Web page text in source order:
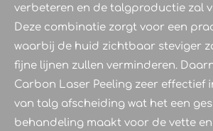
verbeteren en de talgproductie zal
Deze combinatie zorgt voor een
waarbij de huid zichtbaar steviger
fijne lijnen zullen verminderen.
Carbon Laser Peeling zeer effectief
van talg afscheiding wat het een
behandeling maakt voor de vette en